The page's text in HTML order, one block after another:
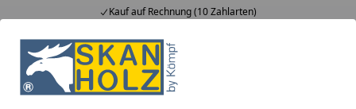
Kauf auf Rechnung (10 Zahlarten)
Alle Produkte
Mein Konto
Suchen